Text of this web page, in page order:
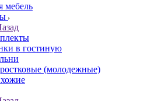
мебель
в гостиную
(молодежные)